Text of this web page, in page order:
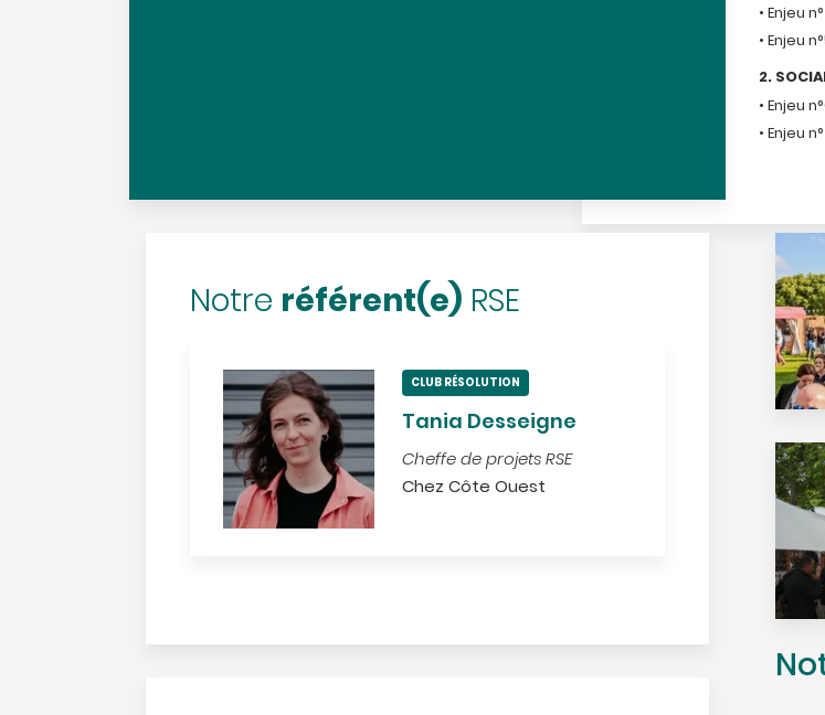
• Enjeu
• Enjeu
2.
• Enjeu
• Enjeu
Notre référent(e) RSE
CLUB RÉSOLUTION
Tania Desseigne
Cheffe de projets RSE
Chez Côte Ouest